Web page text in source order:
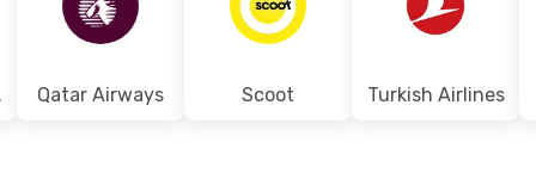
Qatar Airways Scoot Turkish Airlines